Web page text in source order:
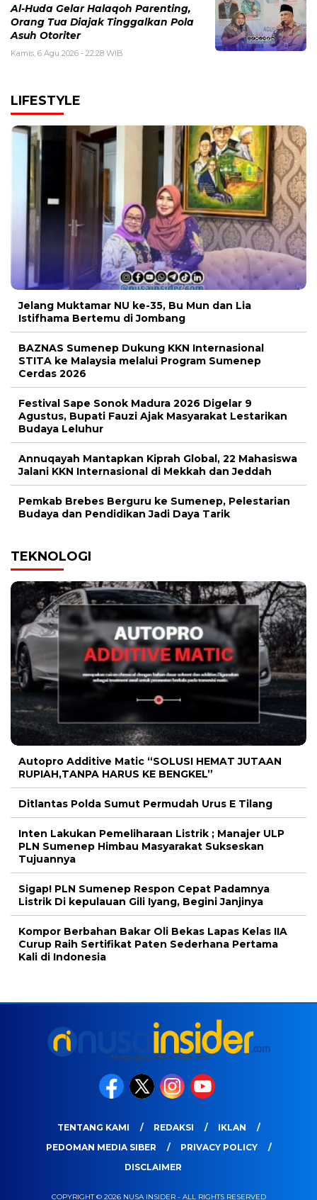
Al-Huda Gelar Halaqoh Parenting,
Orang Tua Diajak Tinggalkan Pola
Asuh Otoriter
Kamis, 6 Agu 2026 - 22:28 WIB
LIFESTYLE
Jelang Muktamar NU ke-35, Bu Mun dan Lia
Istifhama Bertemu di Jombang
BAZNAS Sumenep Dukung KKN Internasional
STITA ke Malaysia melalui Program Sumenep
Cerdas 2026
Festival Sape Sonok Madura 2026 Digelar 9
Agustus, Bupati Fauzi Ajak Masyarakat Lestarikan
Budaya Leluhur
Annuqayah Mantapkan Kiprah Global, 22 Mahasiswa
Jalani KKN Internasional di Mekkah dan Jeddah
Pemkab Brebes Berguru ke Sumenep, Pelestarian
Budaya dan Pendidikan Jadi Daya Tarik
TEKNOLOGI
Autopro Additive Matic “SOLUSI HEMAT JUTAAN
RUPIAH,TANPA HARUS KE BENGKEL”
Ditlantas Polda Sumut Permudah Urus E Tilang
Inten Lakukan Pemeliharaan Listrik ; Manajer ULP
PLN Sumenep Himbau Masyarakat Sukseskan
Tujuannya
Sigap! PLN Sumenep Respon Cepat Padamnya
Listrik Di kepulauan Gili Iyang, Begini Janjinya
Kompor Berbahan Bakar Oli Bekas Lapas Kelas IIA
Curup Raih Sertifikat Paten Sederhana Pertama
Kali di Indonesia
TENTANG KAMI REDAKSI
IKLAN
PEDOMAN MEDIA SIBER
PRIVACY POLICY
DISCLAIMER
COPYRIGHT © 2026 NUSA INSIDER - ALL RIGHTS RESERVED